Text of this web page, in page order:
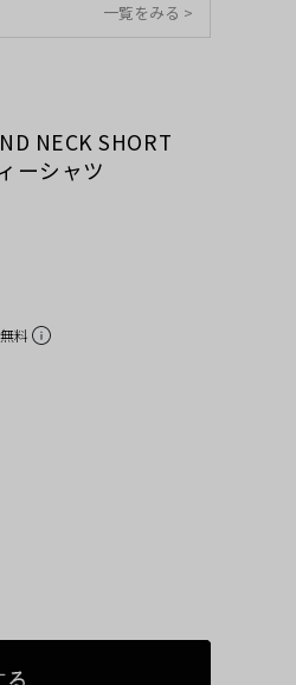
一覧をみる >
NECK SHORT
ーシャツ
料